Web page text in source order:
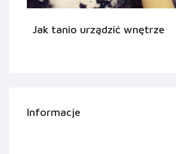
Jak tanio urządzić wnętrze
Informacje